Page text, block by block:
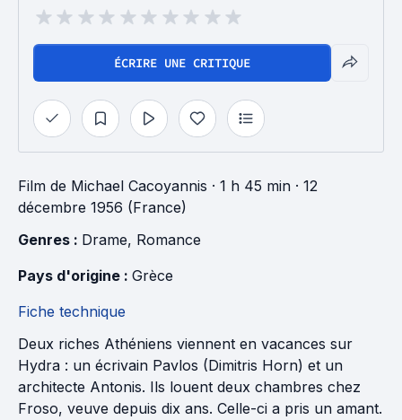
ÉCRIRE UNE CRITIQUE
Film de Michael Cacoyannis · 1 h 45 min · 12
décembre 1956 (France)
Genres : Drame, Romance
Pays d'origine : Grèce
Fiche technique
Deux riches Athéniens viennent en vacances sur
Hydra : un écrivain Pavlos (Dimitris Horn) et un
architecte Antonis. Ils louent deux chambres chez
Froso, veuve depuis dix ans. Celle-ci a pris un amant.